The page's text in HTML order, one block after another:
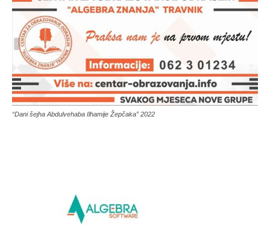
“Dani šejha Abdulvehaba Ilhamije Žepčaka” 2022